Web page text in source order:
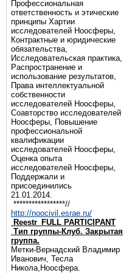
Профессиональная
ответственность и этические
принципы Хартии
исследователей Ноосферы,
Контрактные и юридические
обязательства,
Исследовательская практика,
Распространение и
использование результатов,
Права интеллектуальной
собственности
исследователей Ноосферы,
Соавторство исследователей
Ноосферы, Повышение
профессиональной
квалификации
исследователей Ноосферы,
Оценка опыта
исследователей Ноосферы,
Поддержали и
присоединились
21.01.2014.
*****************//
http://noocivil.esrae.ru/
Reestr_FULL PARTICIPANT
Тип группы-Клуб. Закрытая
группа.
Метки-Вернадский Владимир
Иванович, Тесла
Никола,Ноосфера.